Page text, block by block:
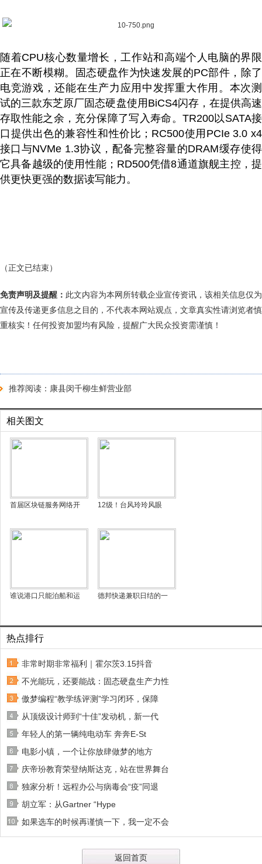
随着CPU核心数量增长，工作站和高端个人电脑的界限
正在不断模糊。固态硬盘作为快速发展的PC部件，除了
电竞游戏，还能在生产力应用中发挥重大作用。本次测
试的三款东芝原厂固态硬盘使用BiCS4闪存，在提供高速
存取性能之余，充分保障了写入寿命。TR200以SATA接
口提供出色的兼容性和性价比；RC500使用PCIe 3.0 x4
接口与NVMe 1.3协议，配备完整容量的DRAM缓存使得
它具备越级的使用性能；RD500凭借8通道旗舰主控，提
供更快更强的数据读写能力。
（正文已结束）
免责声明及提醒： 此文内容为本网所转载企业宣传资讯，该相关信息仅为
宣传及传递更多信息之目的，不代表本网站观点，文章真实性请浏览者慎
重核实！任何投资加盟均有风险，提醒广大民众投资需谨慎！
推荐阅读： 康县闵千柳生鲜营业部
相关图文
首届区块链服务网络开 12级！台风玲玲风眼
谁说港口只能泊船和运 德邦快递兼职日结的一
热点排行
非常时期非常福利｜霍尔茨3.15抖音
不光能玩，还要能战：固态硬盘生产力性
傲梦编程“教学练评测”学习闭环，保障
从顶级设计师到“十佳”发动机，新一代
年轻人的第一辆纯电动车 奔奔E-St
电影小镇，一个让你放肆做梦的地方
庆帝玢教育荣登纳斯达克，站在世界舞台
独家分析！远程办公与病毒会“疫”同退
胡立军：从Gartner “Hype
如果选车的时候再谨慎一下，我一定不会
返回首页